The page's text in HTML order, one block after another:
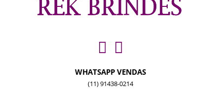
WHATSAPP VENDAS
(11) 91438-0214